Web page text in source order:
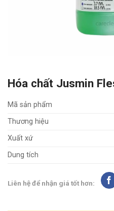
Hóa chất Jusmin
Mã sản phẩm
Thương hiệu
Xuất xứ
Dung tích
Liên hệ để nhận giá tốt hơn: